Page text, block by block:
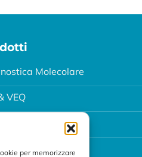
per memorizzare
Molecolare
VEQ
e PMA